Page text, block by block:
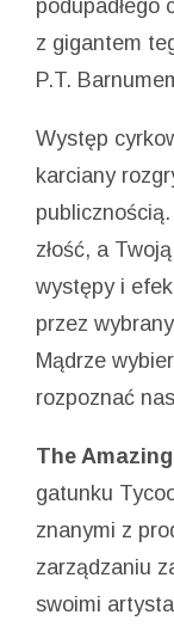
podupadłego
z gigantem
P.T.
Występ
karciany
złość, a
występy i
przez
Mądrze
rozpoznać
The
gatunku
znanymi z
zarządzaniu
swoimi